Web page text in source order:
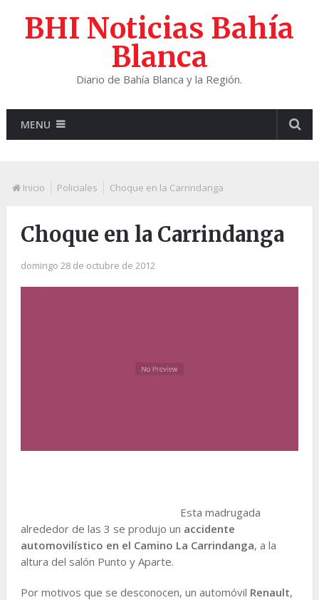
BHI Noticias Bahía
Blanca
Diario de Bahía Blanca y la Región.
MENU
Inicio Policiales Choque en la Carrindanga
Choque en la Carrindanga
domingo 28 de octubre de 2012
Esta madrugada
alrededor de las 3 se produjo un accidente
automovilístico en el Camino La Carrindanga, a la
altura del salón Punto y Aparte.
Por motivos que se desconocen, un automóvil Renault,